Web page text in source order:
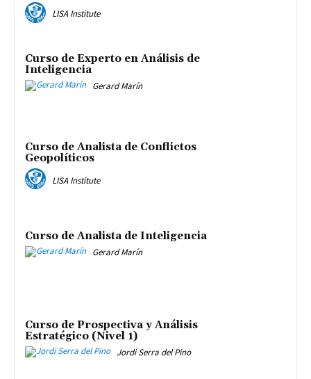
LISA Institute
Curso de Experto en Análisis de
Inteligencia
Gerard Marín
Curso de Analista de Conflictos
Geopolíticos
LISA Institute
Curso de Analista de Inteligencia
Gerard Marín
Curso de Prospectiva y Análisis
Estratégico (Nivel 1)
Jordi Serra del Pino